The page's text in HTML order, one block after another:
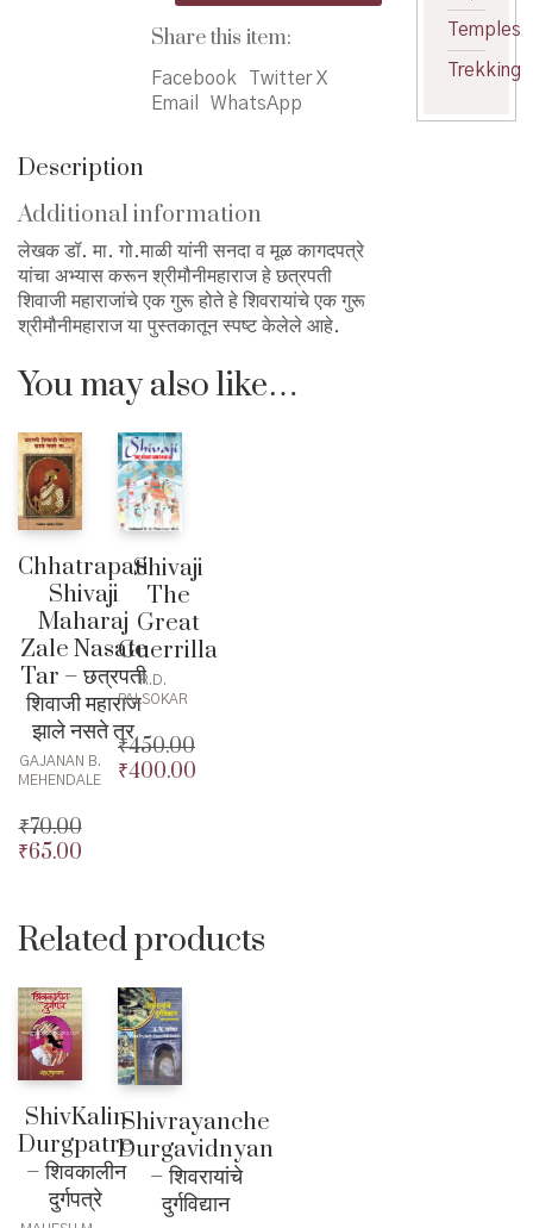
शिवरायांचे
एक
श्रीमौनीमहाराज
quantity
Share this item:
Facebook
Twitter X
Email
WhatsApp
Description
Additional information
लेखक डॉ. मा. गो.माळी यांनी सनदा व मूळ कागदपत्रे
यांचा अभ्यास करून श्रीमौनीमहाराज हे छत्रपती
शिवाजी महाराजांचे एक गुरू होते हे शिवरायांचे एक गुरू
श्रीमौनीमहाराज या पुस्तकातून स्पष्ट केलेले आहे.
You may also like…
Chhatrapati
Shivaji
Maharaj
Zale Nasate
Tar – छत्रपती
शिवाजी महाराज
झाले नसते तर
GAJANAN B.
MEHENDALE
₹70.00
Original
₹70.00.
₹65.00
₹65.00.
Shivaji
The
Great
Guerrilla
R.D.
PALSOKAR
₹450.00
Original
₹400.00
Related products
ShivKalin
Durgpatre
– शिवकालीन
दुर्गपत्रे
Shivrayanche
Durgavidnyan
– शिवरायांचे
दुर्गविद्यान
Temples
Trekking